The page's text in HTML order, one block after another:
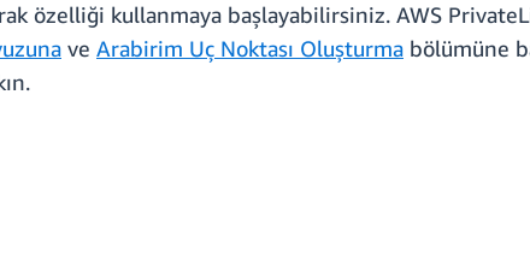
özelliği kullanmaya başlayabilirsiniz. AWS
ve Arabirim Uç Noktası Oluşturma bölümüne